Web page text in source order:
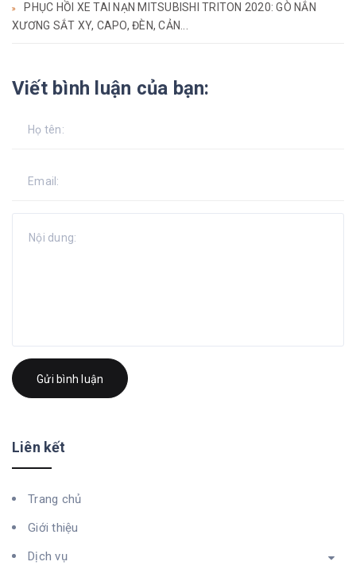
PHỤC HỒI XE TAI NẠN MITSUBISHI TRITON 2020: GÒ NẮN
XƯƠNG SẮT XY, CAPO, ĐÈN, CẢN...
Viết bình luận của bạn:
Gửi bình luận
Liên kết
Trang chủ
Giới thiệu
Dịch vụ